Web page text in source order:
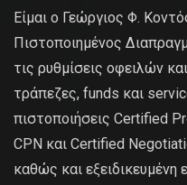
Είμαι ο Γεώργιος Φ.
Πιστοποιημένος
τις ρυθμίσεις οφειλών
τράπεζες, funds και
πιστοποιήσεις Certified
CPN και Certified
καθώς και εξειδικευμένη